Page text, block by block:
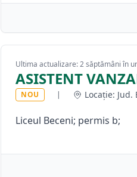
Ultima actualizare: 2 săptămâni în
ASISTENT
NOU | Locație: Jud.
Liceul Beceni; permis b;